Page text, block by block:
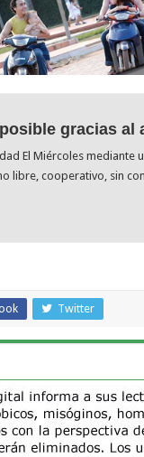
gracias
El Miércoles
libre, cooperativo, sin
Twitter